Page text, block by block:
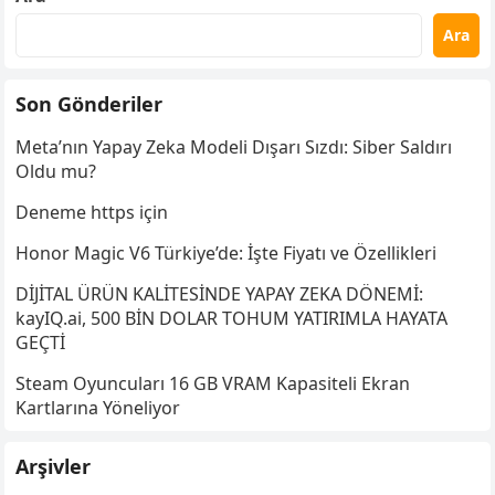
Ara
Son Gönderiler
Meta’nın Yapay Zeka Modeli Dışarı Sızdı: Siber Saldırı
Oldu mu?
Deneme https için
Honor Magic V6 Türkiye’de: İşte Fiyatı ve Özellikleri
DİJİTAL ÜRÜN KALİTESİNDE YAPAY ZEKA DÖNEMİ:
kayIQ.ai, 500 BİN DOLAR TOHUM YATIRIMLA HAYATA
GEÇTİ
Steam Oyuncuları 16 GB VRAM Kapasiteli Ekran
Kartlarına Yöneliyor
Arşivler